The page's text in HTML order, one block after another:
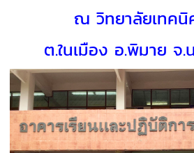
ณ วิทยาลัยเทคนิ
ต.ในเมือง อ.พิมาย จ.